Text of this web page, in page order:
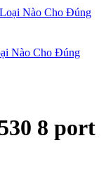
Nào Cho Đúng
8 port